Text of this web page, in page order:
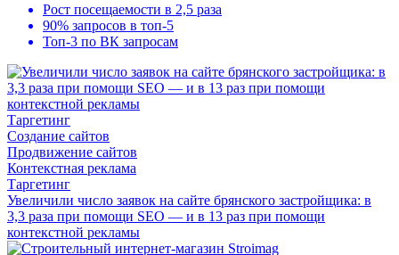
Рост посещаемости в 2,5 раза
90% запросов в топ-5
Топ-3 по ВК запросам
Таргетинг
Создание сайтов
Продвижение сайтов
Контекстная реклама
Таргетинг
Увеличили число заявок на сайте брянского застройщика: в
3,3 раза при помощи SEO — и в 13 раз при помощи
контекстной рекламы